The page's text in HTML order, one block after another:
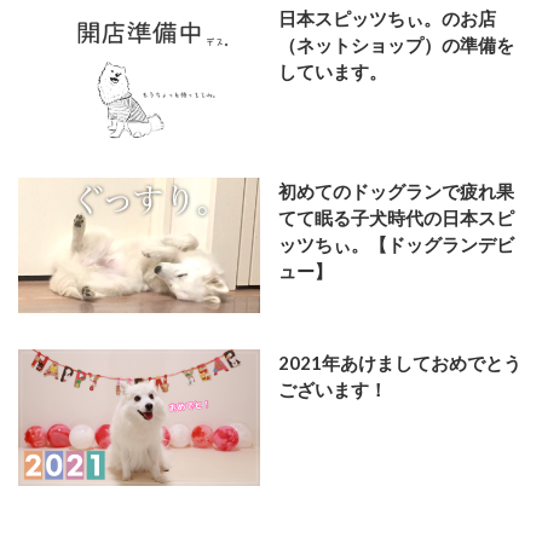
日本スピッツちぃ。のお店
（ネットショップ）の準備を
しています。
初めてのドッグランで疲れ果
てて眠る子犬時代の日本スピ
ッツちぃ。【ドッグランデビ
ュー】
2021年あけましておめでとう
ございます！